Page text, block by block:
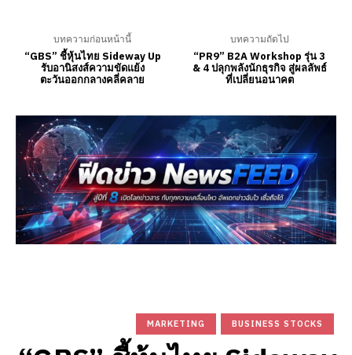
บทความก่อนหน้านี้
“GBS” ชี้หุ้นไทย Sideway Up
รับอานิสงส์ความขัดแย้ง
ตะวันออกกลางคลี่คลาย
บทความถัดไป
“PR9” B2A Workshop รุ่น 3
& 4 ปลุกพลังนักธุรกิจ สู่ผลลัพธ์
ที่เปลี่ยนอนาคต